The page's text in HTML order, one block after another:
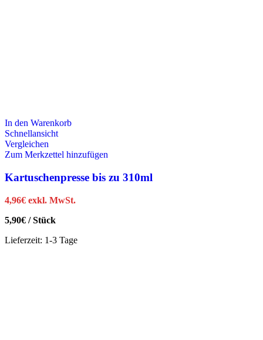
In den Warenkorb
Schnellansicht
Vergleichen
Zum Merkzettel hinzufügen
Kartuschenpresse bis zu 310ml
4,96€ exkl. MwSt.
5,90€ /Stück
Lieferzeit: 1-3 Tage